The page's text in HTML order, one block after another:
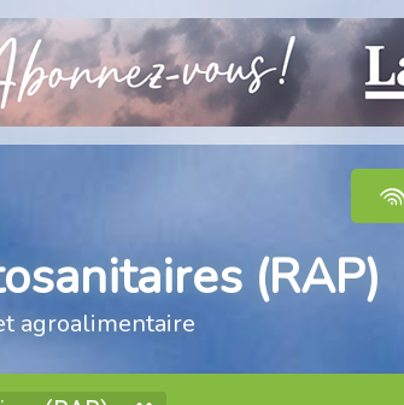
(RAP)
agroalimentaire